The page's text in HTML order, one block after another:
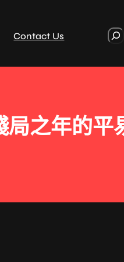
Contact Us
r
之年的平